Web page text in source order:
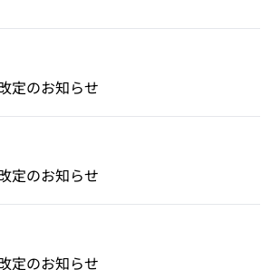
定のお知らせ
定のお知らせ
定のお知らせ